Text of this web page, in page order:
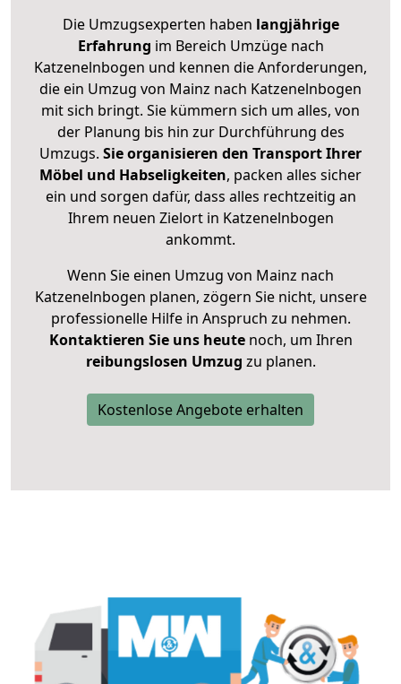
Die Umzugsexperten haben langjährige
Erfahrung im Bereich Umzüge nach
Katzenelnbogen und kennen die Anforderungen,
die ein Umzug von Mainz nach Katzenelnbogen
mit sich bringt. Sie kümmern sich um alles, von
der Planung bis hin zur Durchführung des
Umzugs. Sie organisieren den Transport Ihrer
Möbel und Habseligkeiten, packen alles sicher
ein und sorgen dafür, dass alles rechtzeitig an
Ihrem neuen Zielort in Katzenelnbogen
ankommt.
Wenn Sie einen Umzug von Mainz nach
Katzenelnbogen planen, zögern Sie nicht, unsere
professionelle Hilfe in Anspruch zu nehmen.
Kontaktieren Sie uns heutenoch, um Ihren
reibungslosen Umzug zu planen.
Kostenlose Angebote erhalten